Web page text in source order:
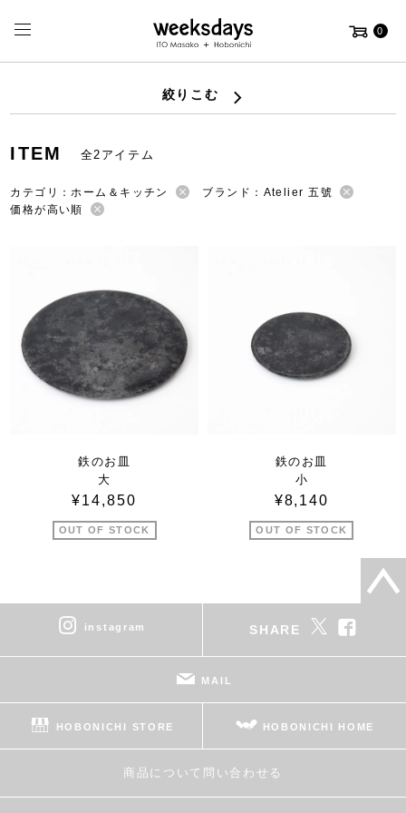
0
絞りこむ
ITEM 全2アイテム
カテゴリ：ホーム＆キッチン
ブランド：Atelier 五號
価格が高い順
鉄のお皿
大
¥14,850
OUT OF STOCK
鉄のお皿
小
¥8,140
OUT OF STOCK
instagram SHARE
MAIL
HOBONICHI STORE HOBONICHI HOME
商品について問い合わせる